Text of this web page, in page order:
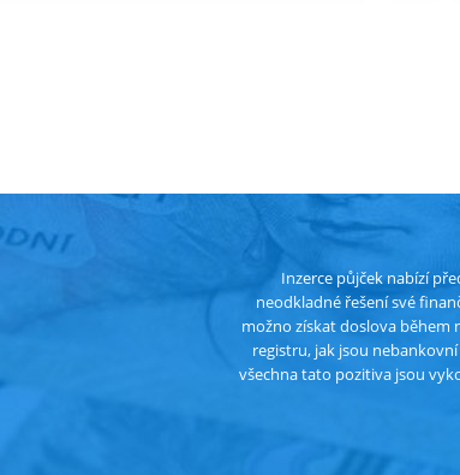
Inzerce půjček nabízí
neodkladné řešení své
možno získat doslova během
registru, jak jsou
všechna tato pozitiva jsou